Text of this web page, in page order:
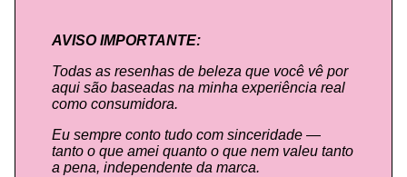
AVISO IMPORTANTE:
Todas as resenhas de beleza que você vê por
aqui são baseadas na minha experiência real
como consumidora.
Eu sempre conto tudo com sinceridade —
tanto o que amei quanto o que nem valeu tanto
a pena, independente da marca.